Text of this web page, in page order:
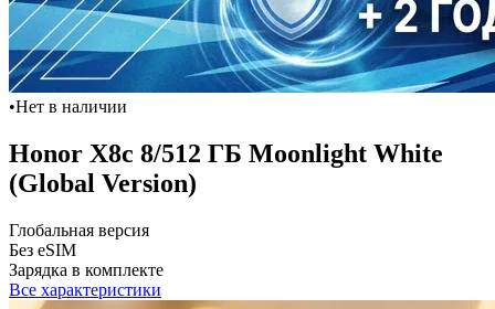
•Нет в наличии
Honor X8c 8/512 ГБ Moonlight White
(Global Version)
Глобальная версия
Без eSIM
Зарядка в комплекте
Все характеристики